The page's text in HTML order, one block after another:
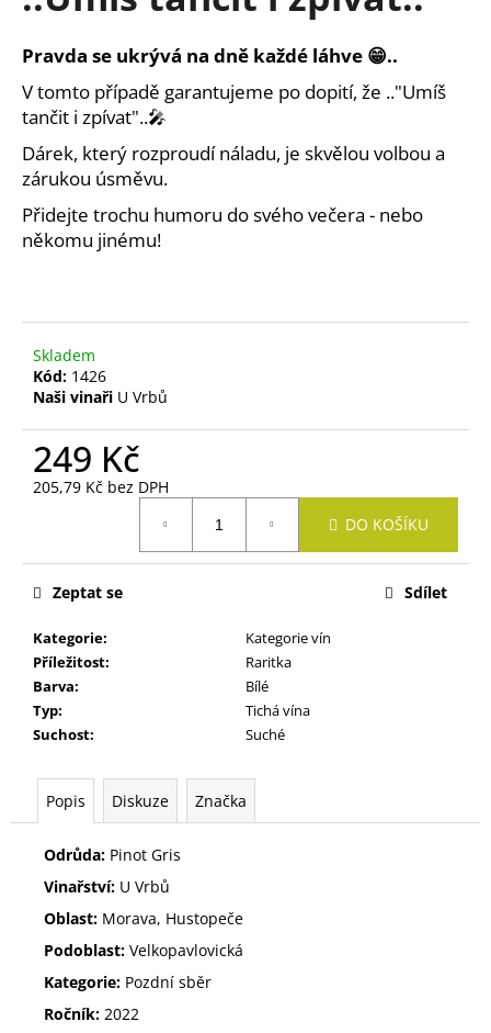
z
5
hvězdiček.
Pravda se ukrývá na dně každé láhve 😁..
V tomto případě garantujeme po dopití, že .."Umíš
tančit i zpívat"..🎤
Dárek, který rozproudí náladu, je skvělou volbou a
zárukou úsměvu.
Přidejte trochu humoru do svého večera - nebo
někomu jinému!
Skladem
Kód: 1426
Naši vinaři U Vrbů
249 Kč
205,79 Kč bez DPH
DO KOŠÍKU
Kategorie:
Kategorie vín
Příležitost:
Raritka
Barva:
Bílé
Typ:
Tichá vína
Suchost: Suché
Zeptat se Sdílet
Popis Diskuze Značka
Odrůda: Pinot Gris
Vinařství: U Vrbů
Oblast: Morava, Hustopeče
Podoblast: Velkopavlovická
Kategorie: Pozdní sběr
Ročník: 2022
j
í
t
?
HLEDAT
D
o
p
o
u
e
m
SYLVÁNSKÉ
ZELENÉ
305
Kč